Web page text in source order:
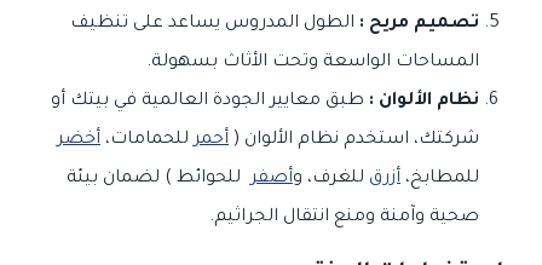
تصميم مريح : الطول المدروس يساعد على تنظيف
المساحات الواسعة وتحت الأثاث بسهولة.
نظام الألوان : طبق معايير الجودة العالمية في بيتك أو
شركتك، استخدم نظام الألوان ( أحمرللحمامات، أخضر
للمطابخ، أزرق للغرف، وأصفرللحوائط ) لضمان بيئة
صحية وآمنة ومنع انتقال الجراثيم.